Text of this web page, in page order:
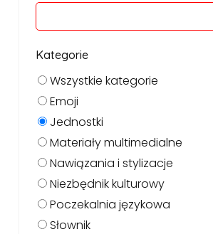
Kategorie
Wszystkie kategorie
Emoji
Jednostki
Materiały multimedialne
Nawiązania i stylizacje
Niezbędnik kulturowy
Poczekalnia językowa
Słownik